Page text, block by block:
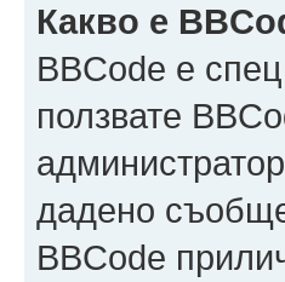
Какво е
BBCode е
ползвате
дадено
BBCode